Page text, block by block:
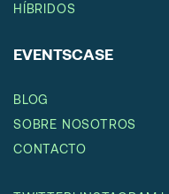
HÍBRIDOS
EVENTSCASE
BLOG
SOBRE NOSOTROS
CONTACTO